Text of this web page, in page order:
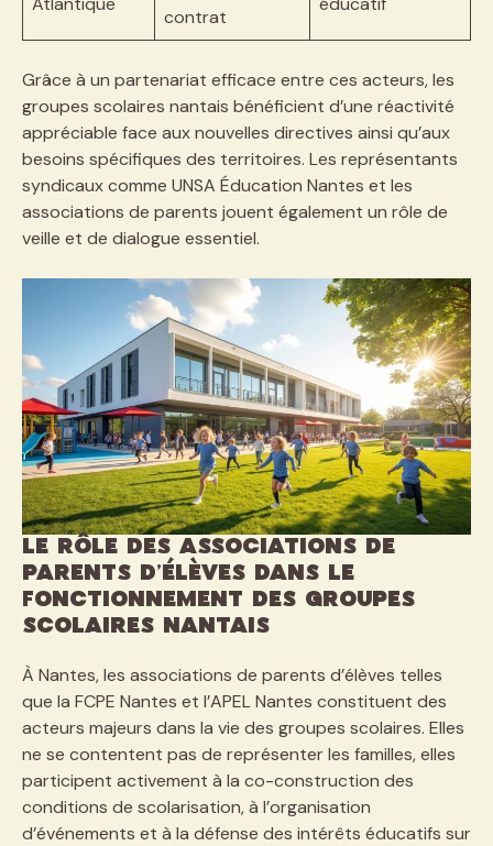
contrat
Grâce à un partenariat efficace entre ces acteurs, les
groupes scolaires nantais bénéficient d’une réactivité
appréciable face aux nouvelles directives ainsi qu’aux
besoins spécifiques des territoires. Les représentants
syndicaux comme UNSA Éducation Nantes et les
associations de parents jouent également un rôle de
veille et de dialogue essentiel.
Le rôle des associations de
parents d’élèves dans le
fonctionnement des groupes
scolaires nantais
À Nantes, les associations de parents d’élèves telles
que la FCPE Nantes et l’APEL Nantes constituent des
acteurs majeurs dans la vie des groupes scolaires. Elles
ne se contentent pas de représenter les familles, elles
participent activement à la co-construction des
conditions de scolarisation, à l’organisation
d’événements et à la défense des intérêts éducatifs sur